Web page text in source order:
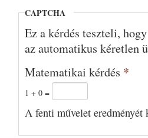
CAPTCHA
Ez a kérdés teszteli,
az automatikus kéretlen
Matematikai kérdés *
1 + 0 =
A fenti művelet